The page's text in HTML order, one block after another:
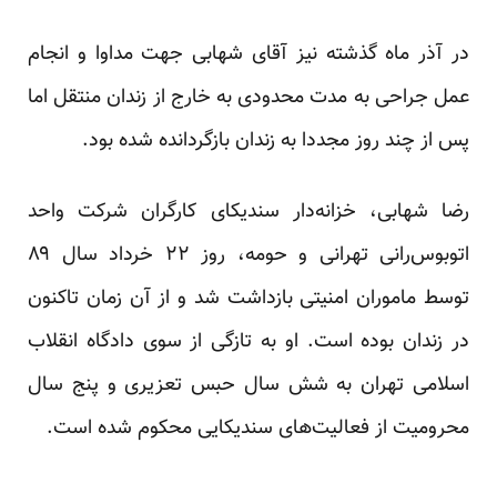
در آذر ماه گذشته نیز آقای شهابی جهت مداوا و انجام
عمل جراحی به مدت محدودی به خارج از زندان منتقل اما
پس از چند روز مجددا به زندان بازگردانده شده بود.
رضا شهابی، خزانه‌دار سندیکای کارگران شرکت واحد
اتوبوس‌رانی تهرانی و حومه، روز ۲۲ خرداد سال ۸۹
توسط ماموران امنیتی بازداشت شد و از آن زمان تاکنون
در زندان بوده است. او به تازگی از سوی دادگاه انقلاب
اسلامی تهران به شش سال حبس تعزیری و پنج سال
محرومیت از فعالیت‌های سندیکایی محکوم شده است.